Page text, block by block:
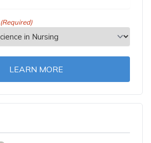
(Required)
LEARN MORE